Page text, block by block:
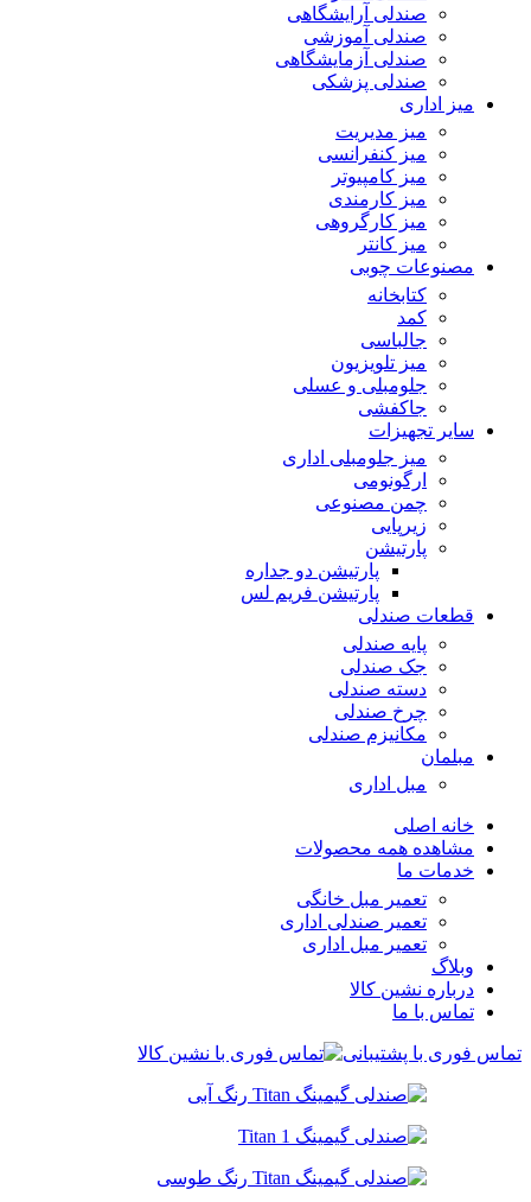
صندلی آرایشگاهی
صندلی آموزشی
صندلی آزمایشگاهی
صندلی پزشکی
میز اداری
میز مدیریت
میز کنفرانسی
میز کامپیوتر
میز کارمندی
میز کارگروهی
میز کانتر
مصنوعات چوبی
کتابخانه
کمد
جالباسی
میز تلویزیون
جلومبلی و عسلی
جاکفشی
سایر تجهیزات
میز جلومبلی اداری
ارگونومی
چمن مصنوعی
زیرپایی
پارتیشن
پارتیشن دو جداره
پارتیشن فریم لس
قطعات صندلی
پایه صندلی
جک صندلی
دسته صندلی
چرخ صندلی
مکانیزم صندلی
مبلمان
مبل اداری
خانه اصلی
مشاهده همه محصولات
خدمات ما
تعمیر مبل خانگی
تعمیر صندلی اداری
تعمیر مبل اداری
وبلاگ
درباره نشین کالا
تماس با ما
تماس فوری با پشتیبانی